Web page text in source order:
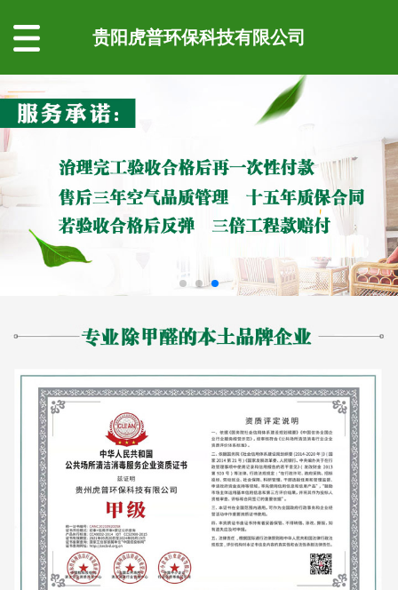
贵阳虎普环保科技有限公司